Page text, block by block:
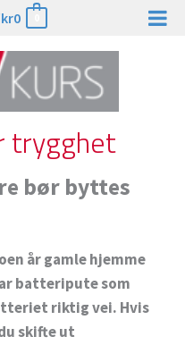
kr0
trygghet
bør byttes
år gamle hjemme
batteripute som
riktig vei. Hvis
skifte ut